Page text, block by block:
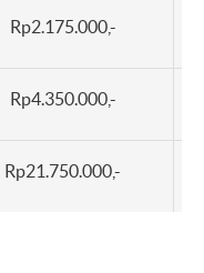
Rp2.175.000,-
Rp4.350.000,-
Rp21.750.000,-